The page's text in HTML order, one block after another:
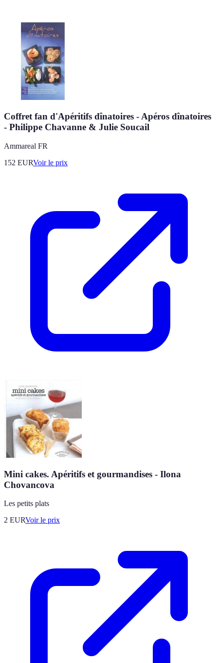
Coffret fan d'Apéritifs dînatoires - Apéros dînatoires
- Philippe Chavanne & Julie Soucail
Ammareal FR
152 EURVoir le prix
Mini cakes. Apéritifs et gourmandises - Ilona
Chovancova
Les petits plats
2 EURVoir le prix